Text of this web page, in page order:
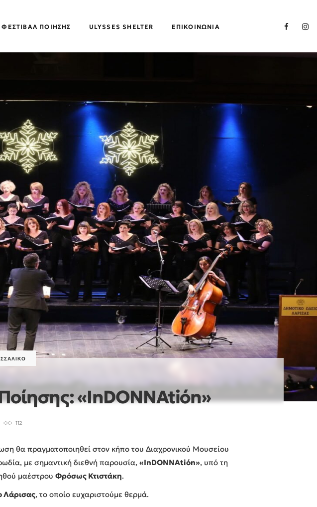
ΠΟΊΗΣΗΣ ULYSSES SHELTER ΕΠΙΚΟΙΝΩΝΊΑ
«InDONNAtiόn»
112
θα πραγματοποιηθεί στον κήπο του Διαχρονικού Μουσείου
με σημαντική διεθνή παρουσία,«InDONNAtiόn», υπό τη
μαέστρουΦρόσως Κτιστάκη.
Λάρισας, το οποίο ευχαριστούμε θερμά.